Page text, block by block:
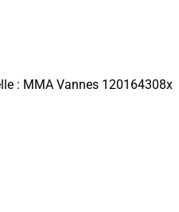
: MMA Vannes 120164308x